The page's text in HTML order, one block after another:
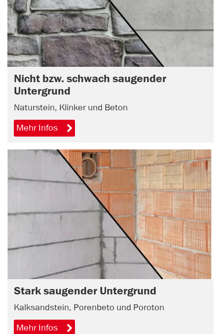
Nicht bzw. schwach saugender
Untergrund
Naturstein, Klinker und Beton
Mehr Infos
Stark saugender Untergrund
Kalksandstein, Porenbeto und Poroton
Mehr Infos